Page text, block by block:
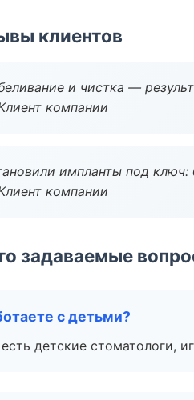
клиентов
и чистка —
компании
импланты под ключ:
компании
задаваемые
с детьми?
детские стоматологи,